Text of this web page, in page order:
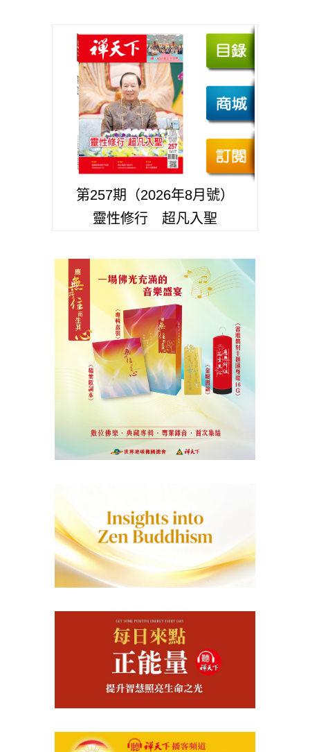
第257期（2026年8月號）
靈性修行 超凡入聖